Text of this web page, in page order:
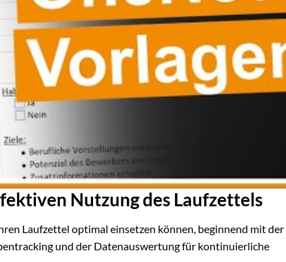
Nutzung des Laufzettels
Laufzettel optimal einsetzen können, beginnend mit der
und der Datenauswertung für kontinuierliche